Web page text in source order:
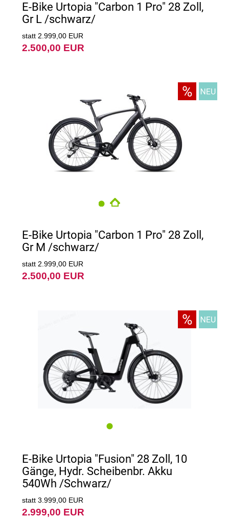
E-Bike Urtopia "Carbon 1 Pro" 28 Zoll,
Gr L /schwarz/
statt 2.999,00 EUR
2.500,00 EUR
E-Bike Urtopia "Carbon 1 Pro" 28 Zoll,
Gr M /schwarz/
statt 2.999,00 EUR
2.500,00 EUR
E-Bike Urtopia "Fusion" 28 Zoll, 10
Gänge, Hydr. Scheibenbr. Akku
540Wh /Schwarz/
statt 3.999,00 EUR
2.999,00 EUR